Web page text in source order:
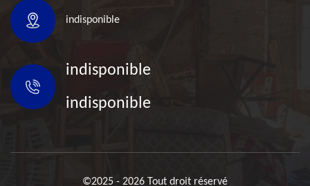
indisponible
indisponible
indisponible
©2025 - 2026 Tout droit réservé